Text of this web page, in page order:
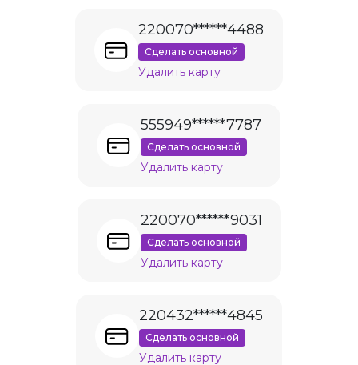
220070******4488
Сделать основной
Удалить карту
555949******7787
Сделать основной
Удалить карту
220070******9031
Сделать основной
Удалить карту
220432******4845
Сделать основной
Удалить карту